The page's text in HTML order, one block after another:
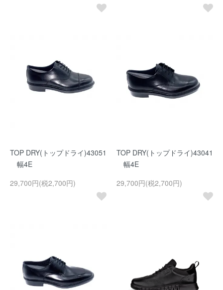
TOP DRY(トップドライ)43051
幅4E
29,700円(税2,700円)
TOP DRY(トップドライ)43041
幅4E
29,700円(税2,700円)